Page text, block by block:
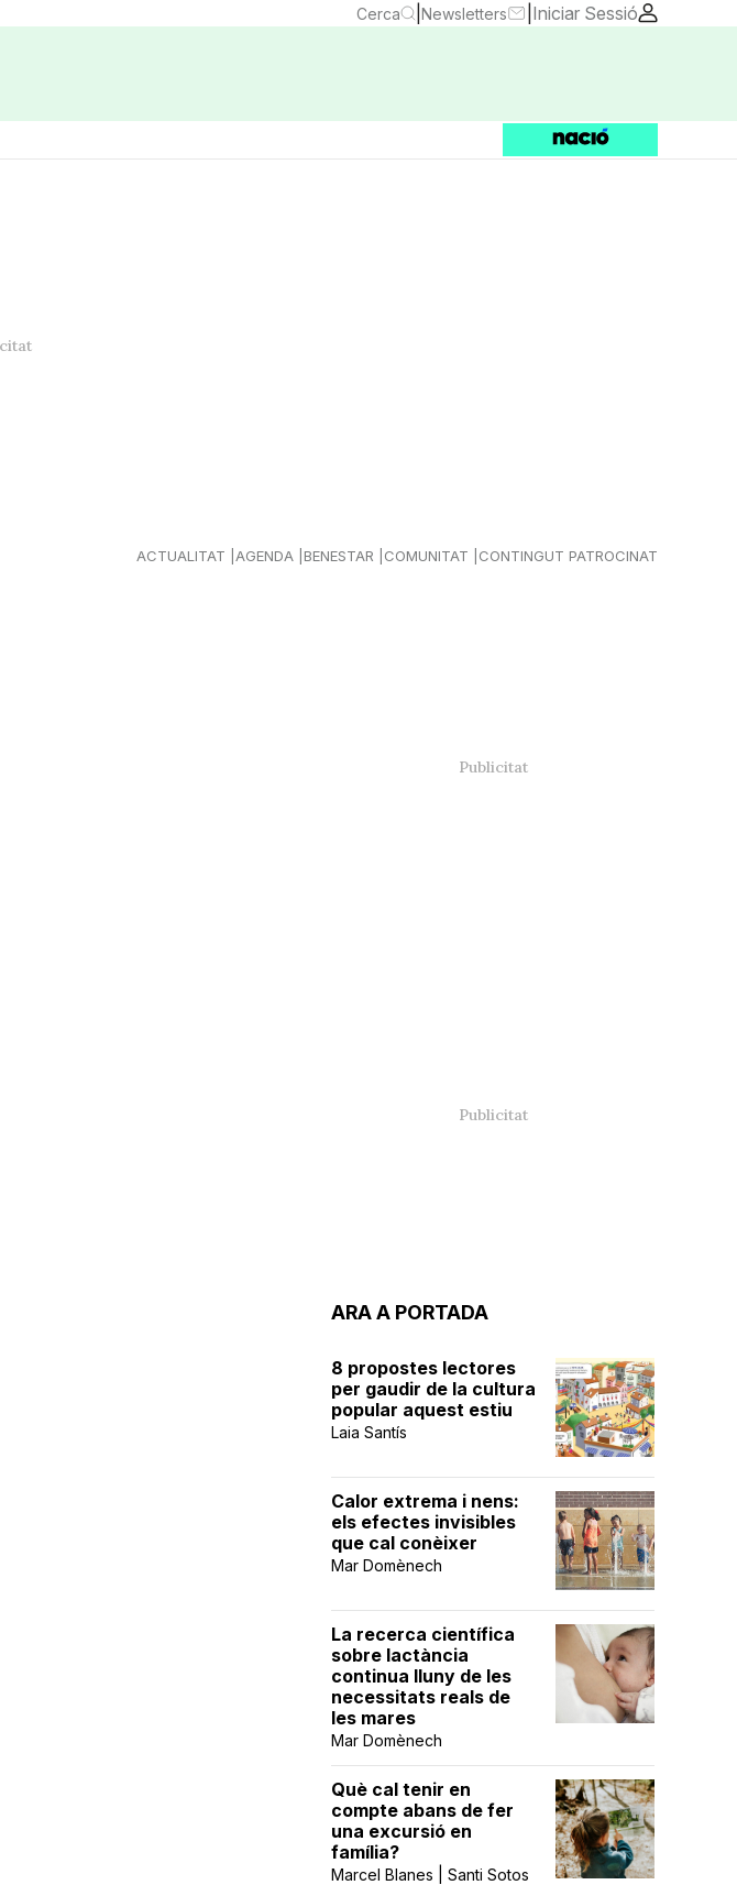
Cerca Newsletters Iniciar Sessió
ACTUALITAT AGENDA BENESTAR COMUNITAT CONTINGUT PATROCINAT
ARA A PORTADA
8 propostes lectores
per gaudir de la cultura
popular aquest estiu
Laia Santís
Calor extrema i nens:
els efectes invisibles
que cal conèixer
Mar Domènech
La recerca científica
sobre lactància
continua lluny de les
necessitats reals de
les mares
Mar Domènech
Què cal tenir en
compte abans de fer
una excursió en
família?
Marcel Blanes | Santi Sotos